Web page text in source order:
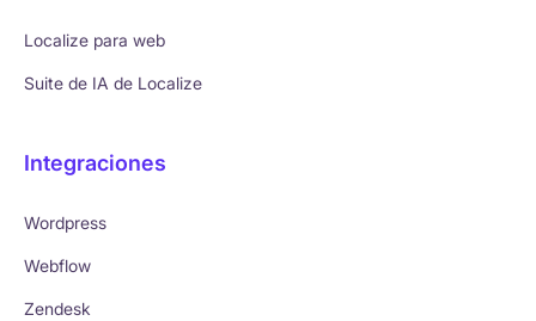
Localize para web
Suite de IA de Localize
Integraciones
Wordpress
Webflow
Zendesk